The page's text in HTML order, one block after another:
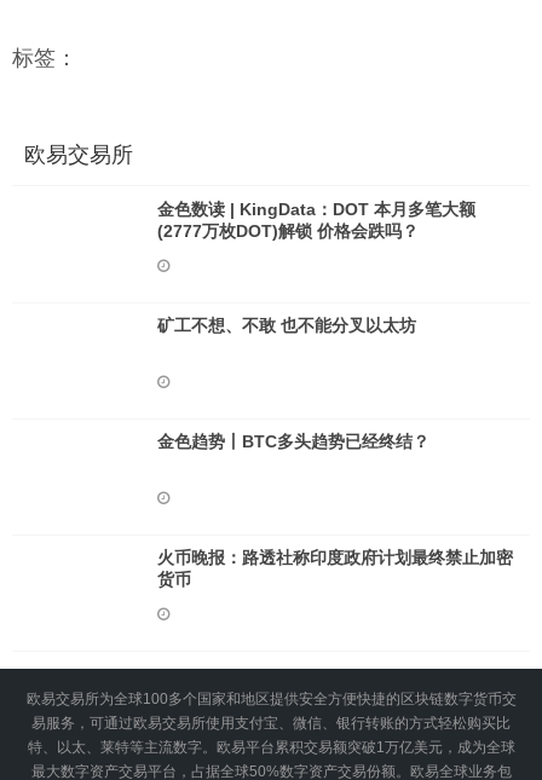
标签：
欧易交易所
金色数读 | KingData：DOT 本月多笔大额
(2777万枚DOT)解锁 价格会跌吗？
矿工不想、不敢 也不能分叉以太坊
金色趋势丨BTC多头趋势已经终结？
火币晚报：路透社称印度政府计划最终禁止加密
货币
欧易交易所为全球100多个国家和地区提供安全方便快捷的区块链数字货币交
易服务，可通过欧易交易所使用支付宝、微信、银行转账的方式轻松购买比
特、以太、莱特等主流数字。欧易平台累积交易额突破1万亿美元，成为全球
最大数字资产交易平台，占据全球50%数字资产交易份额。欧易全球业务包